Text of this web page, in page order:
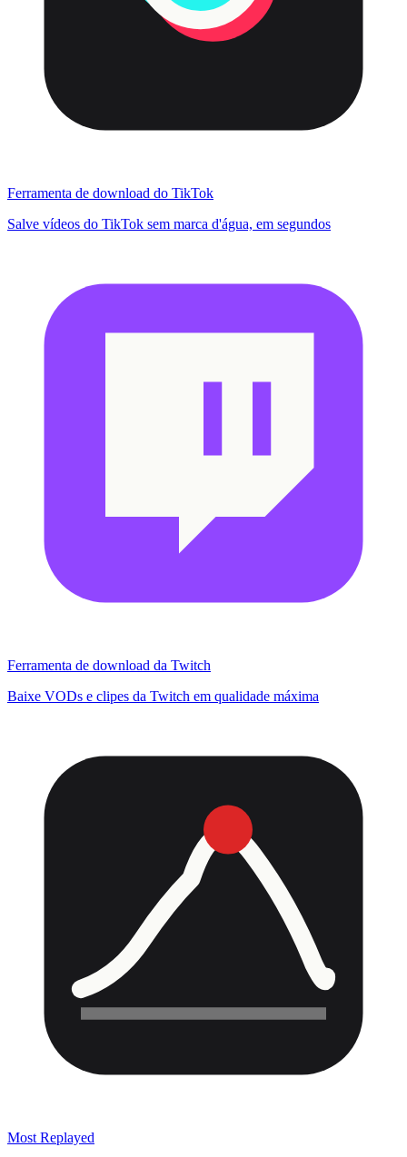
Ferramenta de download do TikTok
Salve vídeos do TikTok sem marca d'água, em segundos
Ferramenta de download da Twitch
Baixe VODs e clipes da Twitch em qualidade máxima
Most Replayed